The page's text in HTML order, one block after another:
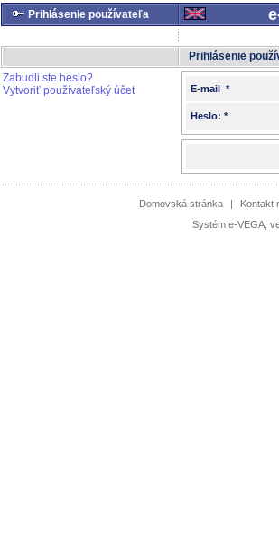
Prihlásenie používateľa
Prihlásenie
Zabudli ste heslo?
Vytvoriť používateľský účet
E-mail *
Heslo: *
Domovská stránka |
Kontakt
Systém e-VEGA,